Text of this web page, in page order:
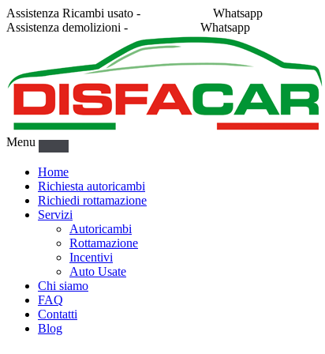
Assistenza Ricambi usato -
Whatsapp
Assistenza demolizioni -
Whatsapp
Menu
Home
Richiesta autoricambi
Richiedi rottamazione
Servizi
Autoricambi
Rottamazione
Incentivi
Auto Usate
Chi siamo
FAQ
Contatti
Blog